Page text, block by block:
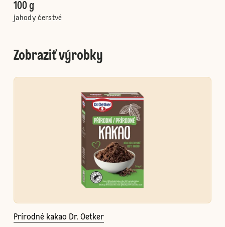
100 g
jahody čerstvé
Zobraziť výrobky
Prírodné kakao Dr. Oetker